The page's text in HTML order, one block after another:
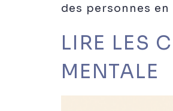
des personnes
LIRE LES
MENTALE